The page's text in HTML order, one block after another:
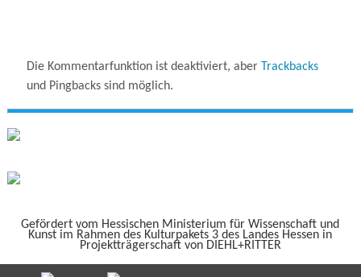
Die Kommentarfunktion ist deaktiviert, aber Trackbacks
und Pingbacks sind möglich.
Gefördert vom Hessischen Ministerium für Wissenschaft und
Kunst im Rahmen des Kulturpakets 3 des Landes Hessen in
Projektträgerschaft von DIEHL+RITTER